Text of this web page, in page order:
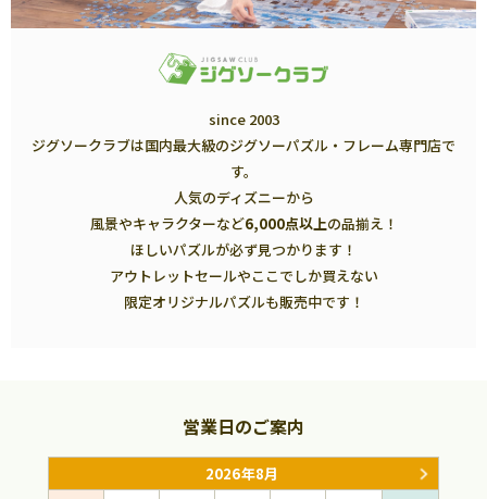
since 2003
ジグソークラブは国内最大級のジグソーパズル・フレーム専門店で
す。
人気のディズニーから
風景やキャラクターなど6,000点以上の品揃え！
ほしいパズルが必ず見つかります！
アウトレットセールやここでしか買えない
限定オリジナルパズルも販売中です！
営業日のご案内
2026年8月